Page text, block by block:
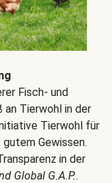
Fisch- und
an Tierwohl in der
Tierwohl für
Gewissen.
in der
Global G.A.P..